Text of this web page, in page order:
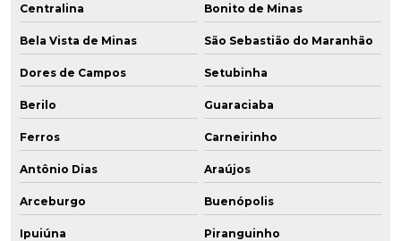
Centralina Bonito de Minas
Bela Vista de Minas São Sebastião do Maranhão
Dores de Campos Setubinha
Berilo Guaraciaba
Ferros Carneirinho
Antônio Dias Araújos
Arceburgo Buenópolis
Ipuiúna Piranguinho